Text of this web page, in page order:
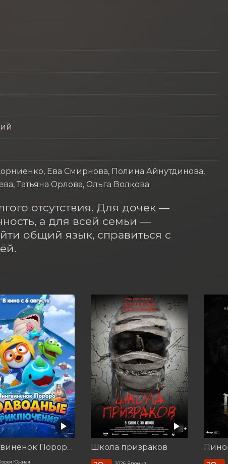
Ева Смирнова, Полина Айнутдинова,
Татьяна Орлова, Ольга Волкова
отсутствия. Для дочек —
а для всей семьи —
общий язык, справиться с
Пингвинёнок Пороро. Подводные приключения
Южная
Школа призраков